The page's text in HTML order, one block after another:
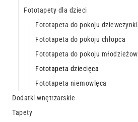
Fototapety dla dzieci
Fototapeta do pokoju dziewczynki
Fototapeta do pokoju chłopca
Fototapeta do pokoju
Fototapeta dziecięca
Fototapeta niemowlęca
Dodatki wnętrzarskie
Tapety